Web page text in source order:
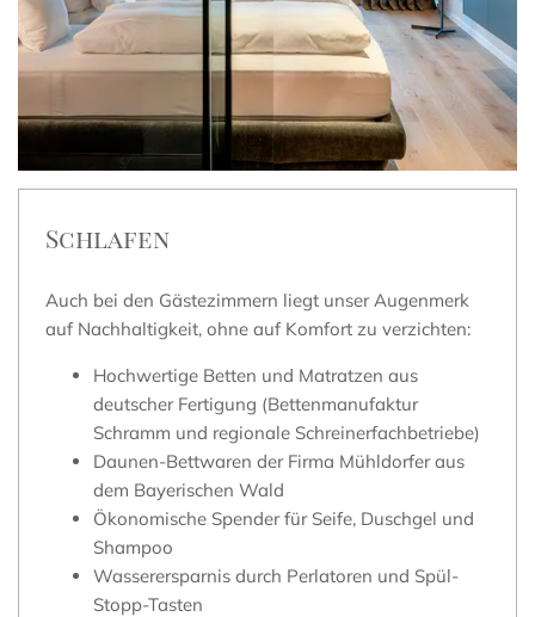
Schlafen
Auch bei den Gästezimmern liegt unser Augenmerk
auf Nachhaltigkeit, ohne auf Komfort zu verzichten:
Hochwertige Betten und Matratzen aus
deutscher Fertigung (Bettenmanufaktur
Schramm und regionale Schreinerfachbetriebe)
Daunen-Bettwaren der Firma Mühldorfer aus
dem Bayerischen Wald
Ökonomische Spender für Seife, Duschgel und
Shampoo
Wasserersparnis durch Perlatoren und Spül-
Stopp-Tasten